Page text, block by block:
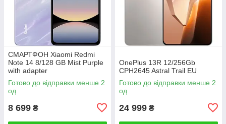
СМАРТФОН Xiaomi Redmi
Note 14 8/128 GB Mist Purple
with adapter
Готово до відправки менше 2
од.
8 699 ₴
OnePlus 13R 12/256Gb
CPH2645 Astral Trail EU
Готово до відправки менше 2
од.
24 999 ₴